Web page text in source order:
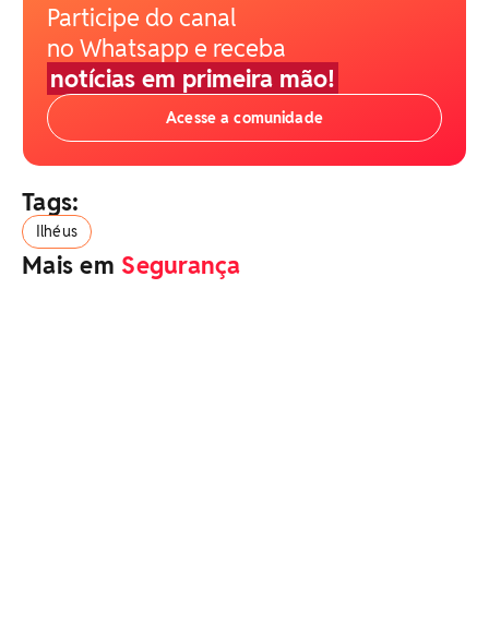
Participe do canal
no Whatsapp e receba
notícias em primeira mão!
Acesse a comunidade
Tags:
Ilhéus
Mais em Segurança